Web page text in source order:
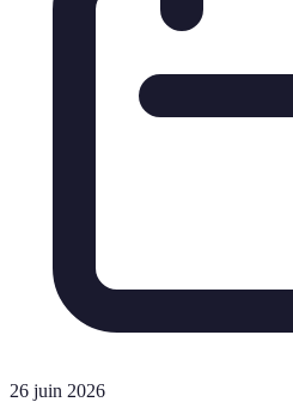
26 juin 2026